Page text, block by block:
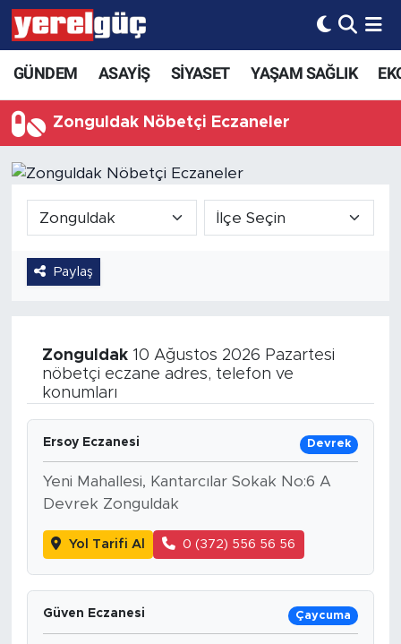
GÜNDEM ASAYİŞ SİYASET YAŞAM SAĞLIK
Zonguldak Nöbetçi Eczaneler
Paylaş
Zonguldak10 Ağustos 2026 Pazartesi
nöbetçi eczane adres, telefon ve
konumları
Ersoy Eczanesi Devrek
Yeni Mahallesi, Kantarcılar Sokak No:6 A
Devrek Zonguldak
Yol Tarifi Al 0 (372) 556 56 56
Güven Eczanesi Çaycuma